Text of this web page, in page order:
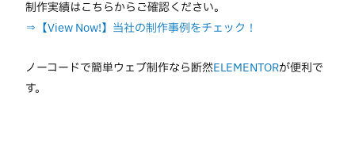
制作実績はこちらからご確認ください。
⇒【View Now!】当社の制作事例をチェック！
ノーコードで簡単ウェブ制作なら断然ELEMENTORが便利で
す。